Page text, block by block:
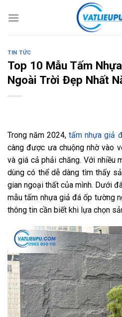
TIN TỨC
Top 10 Mẫu Tấm
Ngoài Trời Đẹp Nhất
Trong năm 2024,tấm nhựa giả
càng được ưa chuộng nhờ vào
và giá cả phải chăng. Với nhiều
dùng có thể dễ dàng tìm thấy
gian ngoại thất của mình. Dưới
mẫu tấm nhựa giả đá ốp tường
thông tin cần biết khi lựa chọn